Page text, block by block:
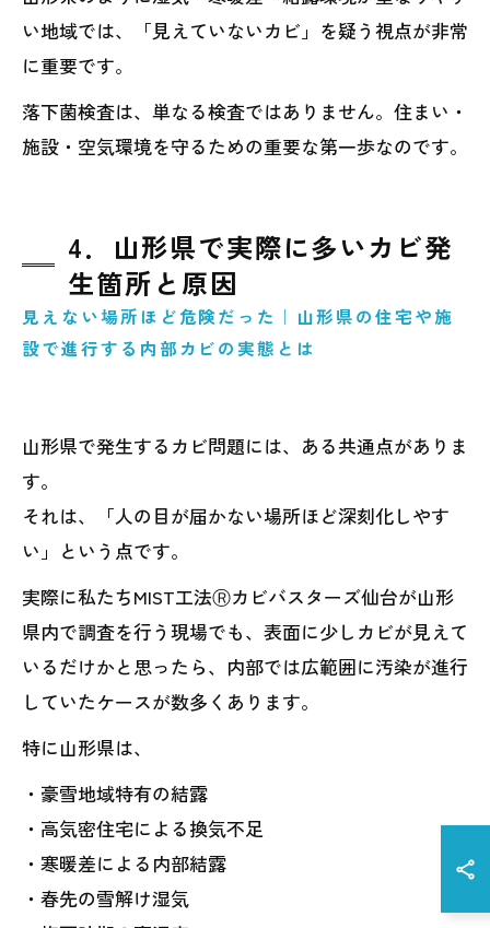
い地域では、「見えていないカビ」を疑う視点が非常
に重要です。
落下菌検査は、単なる検査ではありません。住まい・
施設・空気環境を守るための重要な第一歩なのです。
4．山形県で実際に多いカビ発
生箇所と原因
見えない場所ほど危険だった｜山形県の住宅や施
設で進行する内部カビの実態とは
山形県で発生するカビ問題には、ある共通点がありま
す。
それは、「人の目が届かない場所ほど深刻化しやす
い」という点です。
実際に私たちMIST工法Ⓡカビバスターズ仙台が山形
県内で調査を行う現場でも、表面に少しカビが見えて
いるだけかと思ったら、内部では広範囲に汚染が進行
していたケースが数多くあります。
特に山形県は、
・豪雪地域特有の結露
・高気密住宅による換気不足
・寒暖差による内部結露
・春先の雪解け湿気